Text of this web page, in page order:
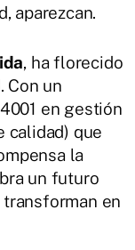
aparezcan.
, ha florecido
Con un
en gestión
calidad) que
la
un futuro
en